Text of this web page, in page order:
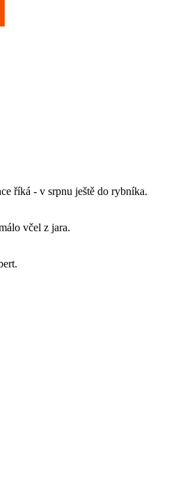
říká - v srpnu ještě do rybníka.
včel z jara.